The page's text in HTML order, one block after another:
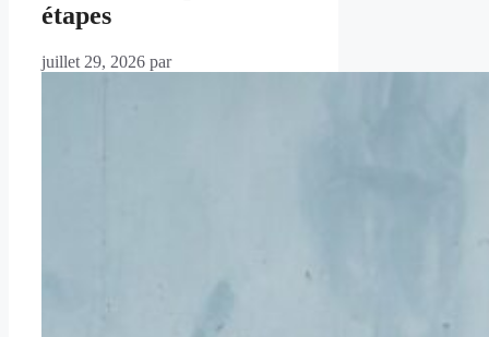
étapes
juillet 29, 2026 par